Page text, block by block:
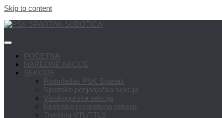
Skip to content
POČETNA
NAREDNE AKCIJE
SEKCIJE
Podmladak PSK Spartak
Sportsko penjanjačka sekcija
Visokogorska sekcija
Ekološko rekreativna sekcija
Trekking VTL/TTLS